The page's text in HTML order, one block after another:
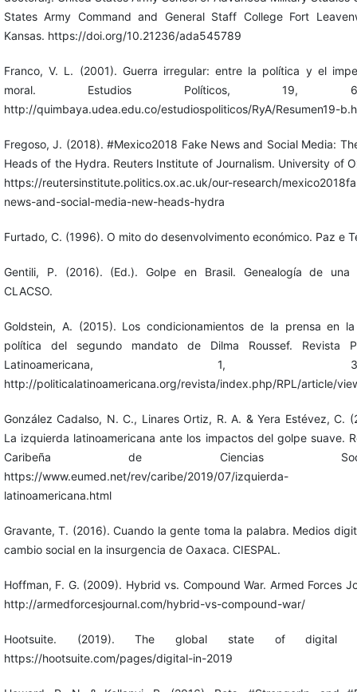
States Army Command and General Staff College Fort
Kansas. https://doi.org/10.21236/ada545789
Franco, V. L. (2001). Guerra irregular: entre la política y el
moral. Estudios Políticos, 19, 64-
http://quimbaya.udea.edu.co/estudiospoliticos/RyA/Resumen19-
Fregoso, J. (2018). #Mexico2018 Fake News and Social Media:
Heads of the Hydra. Reuters Institute of Journalism. University of
https://reutersinstitute.politics.ox.ac.uk/our-research/
news-and-social-media-new-heads-hydra
Furtado, C. (1996). O mito do desenvolvimento económico. Paz e
Gentili, P. (2016). (Ed.). Golpe en Brasil. Genealogía de una
CLACSO.
Goldstein, A. (2015). Los condicionamientos de la prensa en
política del segundo mandato de Dilma Roussef. Revista
Latinoamericana, 1, 36-
http://politicalatinoamericana.org/revista/index.php/RPL/article/
González Cadalso, N. C., Linares Ortiz, R. A. & Yera Estévez, C.
La izquierda latinoamericana ante los impactos del golpe suave.
Caribeña de Ciencias
https://www.eumed.net/rev/caribe/2019/07/izquierda-
latinoamericana.html
Gravante, T. (2016). Cuando la gente toma la palabra. Medios
cambio social en la insurgencia de Oaxaca. CIESPAL.
Hoffman, F. G. (2009). Hybrid vs. Compound War. Armed Forces
http://armedforcesjournal.com/hybrid-vs-compound-war/
Hootsuite. (2019). The global state of digital
https://hootsuite.com/pages/digital-in-2019